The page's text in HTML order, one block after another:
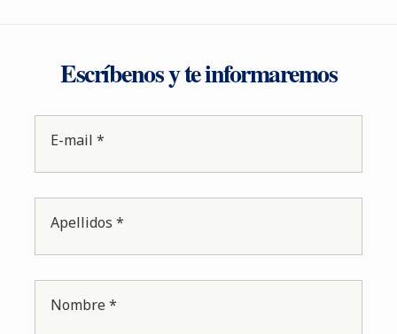
Escríbenos y te informaremos
E-mail *
Apellidos *
Nombre *